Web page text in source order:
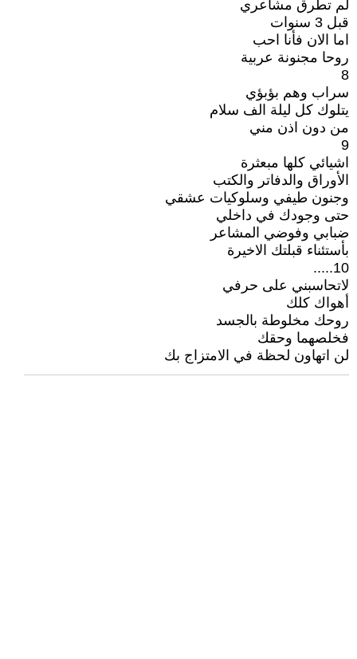
لم تطرق مشاعري
قبل 3 سنوات
اما الان فأنا احب
روحا مجنونة عربية
8
سراب وهم بؤبؤي
يتلوك كل ليلة الف سلام
من دون اذن مني
9
اشيائي كلها مبعثرة
الأوراق والدفاتر والكتب
وجنون طيفي وسلوكيات عشقي
حتى وجودك في داخلي
ضبابي وفوضي المشاعر
بأستئناء قبلتك الاخيرة
10.....
لاتحاسبني على حرفي
أهواك كلك
روحك مخلوطة بالجسد
فخلصهما وحقك
لن اتهاون لحظة في الامتزاج بك